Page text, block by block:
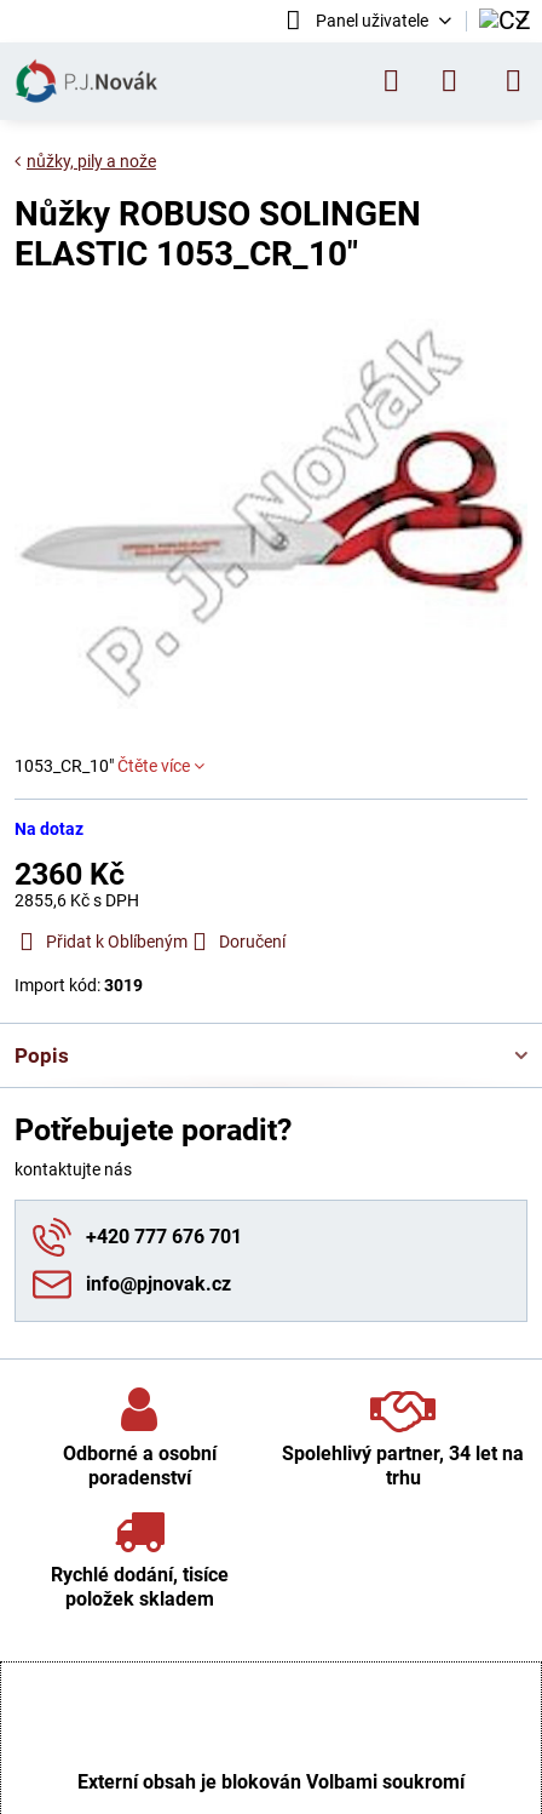
Panel uživatele
nůžky, pily a nože
Nůžky ROBUSO SOLINGEN
ELASTIC 1053_CR_10"
1053_CR_10"Čtěte více
Na dotaz
2360 Kč
2855,6 Kčs DPH
Přidat k Oblíbeným Doručení
Import kód:3019
Popis
Potřebujete poradit?
kontaktujte nás
+420 777 676 701
info​@pjnovak​.cz
Odborné a osobní
poradenství
Spolehlivý partner, 34 let na
trhu
Rychlé dodání, tisíce
položek skladem
Externí obsah je blokován Volbami soukromí